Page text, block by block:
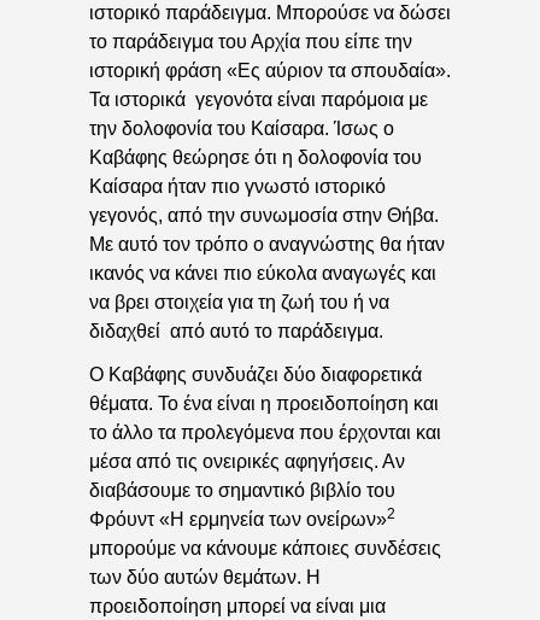
ιστορικό παράδειγμα. Μπορούσε να δώσει
το παράδειγμα του Αρχία που είπε την
ιστορική φράση «Ες αύριον τα σπουδαία».
Τα ιστορικά γεγονότα είναι παρόμοια με
την δολοφονία του Καίσαρα. Ίσως ο
Καβάφης θεώρησε ότι η δολοφονία του
Καίσαρα ήταν πιο γνωστό ιστορικό
γεγονός, από την συνωμοσία στην Θήβα.
Με αυτό τον τρόπο ο αναγνώστης θα ήταν
ικανός να κάνει πιο εύκολα αναγωγές και
να βρει στοιχεία για τη ζωή του ή να
διδαχθεί από αυτό το παράδειγμα.
Ο Καβάφης συνδυάζει δύο διαφορετικά
θέματα. Το ένα είναι η προειδοποίηση και
το άλλο τα προλεγόμενα που έρχονται και
μέσα από τις ονειρικές αφηγήσεις. Αν
διαβάσουμε το σημαντικό βιβλίο του
Φρόυντ «Η ερμηνεία των ονείρων»2
μπορούμε να κάνουμε κάποιες συνδέσεις
των δύο αυτών θεμάτων. Η
προειδοποίηση μπορεί να είναι μια